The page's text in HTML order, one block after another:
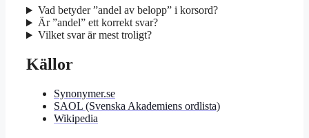
Vad betyder ”andel av belopp” i korsord?
Är ”andel” ett korrekt svar?
Vilket svar är mest troligt?
Källor
Synonymer.se
SAOL (Svenska Akademiens ordlista)
Wikipedia